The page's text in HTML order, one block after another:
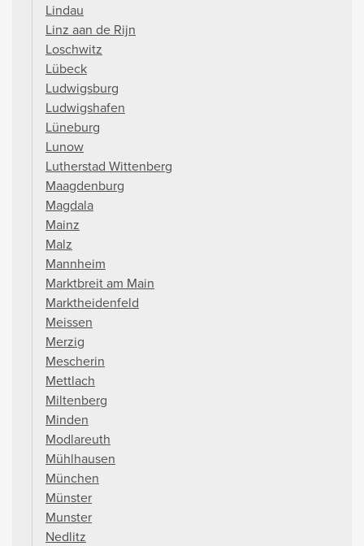
Lindau
Linz aan de Rijn
Loschwitz
Lübeck
Ludwigsburg
Ludwigshafen
Lüneburg
Lunow
Lutherstad Wittenberg
Maagdenburg
Magdala
Mainz
Malz
Mannheim
Marktbreit am Main
Marktheidenfeld
Meissen
Merzig
Mescherin
Mettlach
Miltenberg
Minden
Modlareuth
Mühlhausen
München
Münster
Munster
Nedlitz